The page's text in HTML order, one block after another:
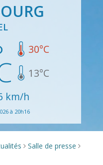
30°C
13°C
km/h
à 20h16
> Salle de presse >